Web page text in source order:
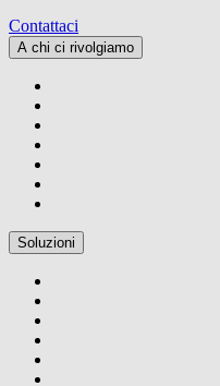
Contattaci
A chi ci rivolgiamo
Soluzioni